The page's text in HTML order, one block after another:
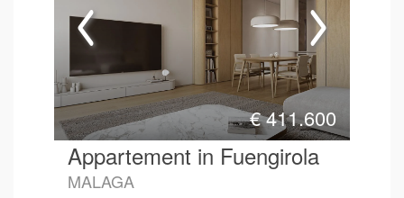
€411.600
Appartement in Fuengirola
MALAGA